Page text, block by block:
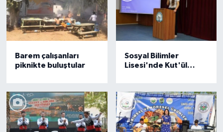
Barem çalışanları
piknikte buluştular
Sosyal Bilimler
Lisesi'nde Kut'ül